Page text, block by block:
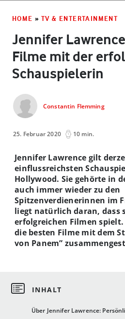
HOME » TV & ENTERTAINMENT
Jennifer
Filme mit der
Schauspielerin
Constantin Flemming
25. Februar 2020 10 min.
Über Jennifer Lawrence:
Jennifer Lawrence gilt
einflussreichsten
Hollywood. Sie gehörte in
auch immer wieder zu den
Spitzenverdienerinnen im
liegt natürlich daran, dass
erfolgreichen Filmen
die besten Filme mit dem
von Panem”